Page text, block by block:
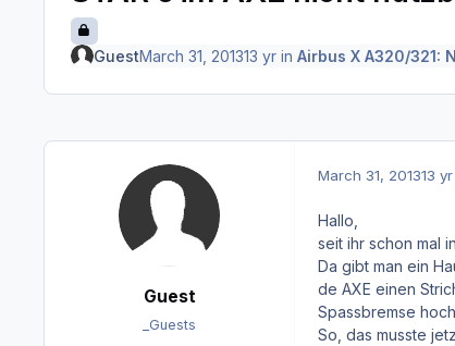
GuestMarch 31, 201313 yrin Airbus X A320/321:
Guest
_Guests
March 31, 201313 yr
Hallo,
seit ihr schon mal
Da gibt man ein
de AXE einen
Spassbremse
So, das musste